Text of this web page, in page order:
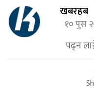
खबरहब
१० पुस
पढ्न